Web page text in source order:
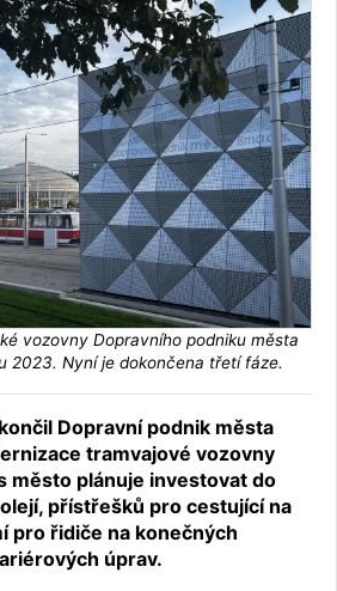
vozovny Dopravního podniku města
2023. Nyní je dokončena třetí fáze.
Dopravní podnik města
tramvajové vozovny
město plánuje investovat do
přístřešků pro cestující na
pro řidiče na konečných
úprav.